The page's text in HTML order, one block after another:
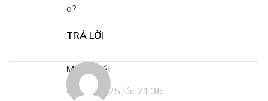
a?
TRẢ LỜI
Mạch
viết:
08/02/2025 lúc 21:36